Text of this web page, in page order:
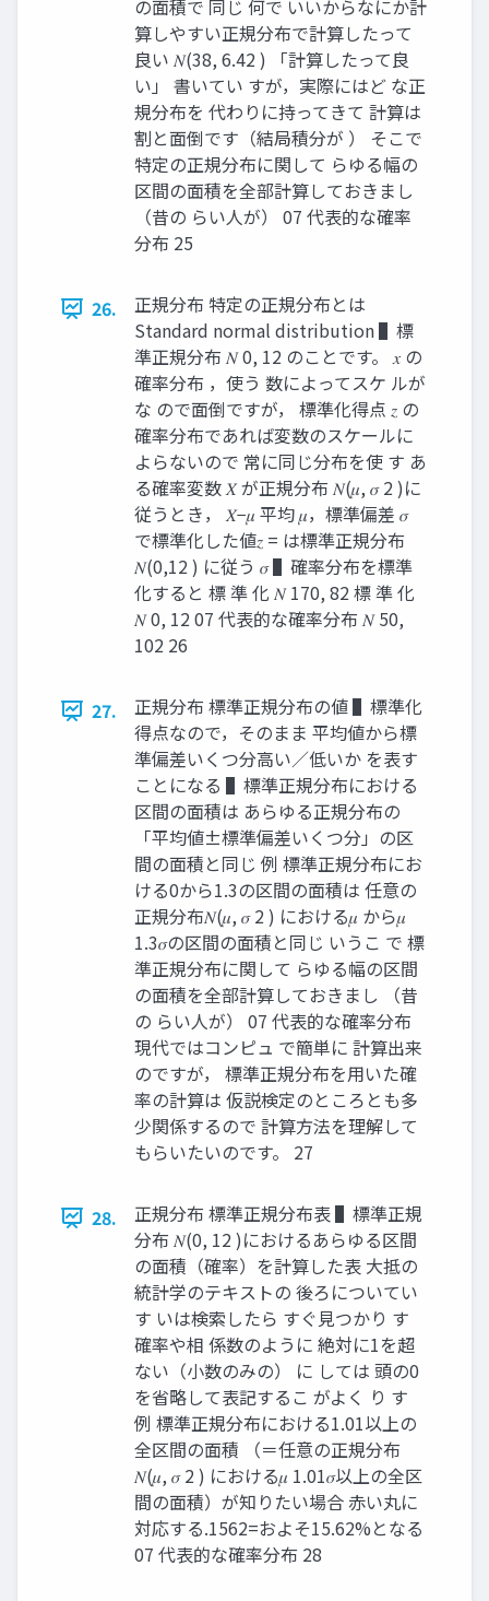
の面積で 同じ 何で いいからなにか計
算しやすい正規分布で計算したって
良い 𝑁(38, 6.42 ) 「計算したって良
い」 書いてい すが，実際にはど な正
規分布を 代わりに持ってきて 計算は
割と面倒です（結局積分が ） そこで
特定の正規分布に関して らゆる幅の
区間の面積を全部計算しておきまし
（昔の らい人が） 07 代表的な確率
分布 25
26.
正規分布 特定の正規分布とは
Standard normal distribution ▌標
準正規分布 𝑁 0, 12 のことです。 𝑥 の
確率分布 ，使う 数によってスケ ルが
な ので面倒ですが， 標準化得点 𝑧 の
確率分布であれば変数のスケールに
よらないので 常に同じ分布を使 す あ
る確率変数 𝑋 が正規分布 𝑁(𝜇, 𝜎 2 )に
従うとき， 𝑋−𝜇 平均 𝜇，標準偏差 𝜎
で標準化した値𝑧 = は標準正規分布
𝑁(0,12 ) に従う 𝜎 ▌確率分布を標準
化すると 標 準 化 𝑁 170, 82 標 準 化
𝑁 0, 12 07 代表的な確率分布 𝑁 50,
102 26
27.
正規分布 標準正規分布の値 ▌標準化
得点なので，そのまま 平均値から標
準偏差いくつ分高い／低いか を表す
ことになる ▌標準正規分布における
区間の面積は あらゆる正規分布の
「平均値±標準偏差いくつ分」の区
間の面積と同じ 例 標準正規分布にお
ける0から1.3の区間の面積は 任意の
正規分布𝑁(𝜇, 𝜎 2 ) における𝜇 から𝜇
1.3𝜎の区間の面積と同じ いうこ で 標
準正規分布に関して らゆる幅の区間
の面積を全部計算しておきまし （昔
の らい人が） 07 代表的な確率分布
現代ではコンピュ で簡単に 計算出来
のですが， 標準正規分布を用いた確
率の計算は 仮説検定のところとも多
少関係するので 計算方法を理解して
もらいたいのです。 27
28.
正規分布 標準正規分布表 ▌標準正規
分布 𝑁(0, 12 )におけるあらゆる区間
の面積（確率）を計算した表 大抵の
統計学のテキストの 後ろについてい
す いは検索したら すぐ見つかり す
確率や相 係数のように 絶対に1を超
ない（小数のみの） に しては 頭の0
を省略して表記するこ がよく り す
例 標準正規分布における1.01以上の
全区間の面積 （＝任意の正規分布
𝑁(𝜇, 𝜎 2 ) における𝜇 1.01𝜎以上の全区
間の面積）が知りたい場合 赤い丸に
対応する.1562=およそ15.62%となる
07 代表的な確率分布 28